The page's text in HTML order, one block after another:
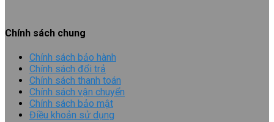
Chính sách chung
Chính sách bảo hành
Chính sách đổi trả
Chính sách thanh toán
Chính sách vận chuyển
Chính sách bảo mật
Điều khoản sử dụng